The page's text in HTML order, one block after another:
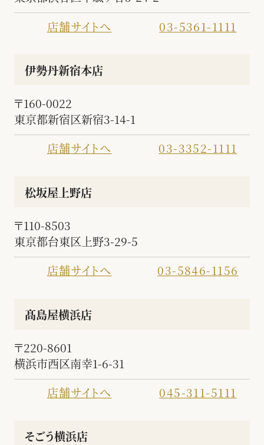
店舗サイトへ
03-5361-1111
伊勢丹新宿本店
〒160-0022
東京都新宿区新宿3-14-1
店舗サイトへ
03-3352-1111
松坂屋上野店
〒110-8503
東京都台東区上野3-29-5
店舗サイトへ
03-5846-1156
髙島屋横浜店
〒220-8601
横浜市西区南幸1-6-31
店舗サイトへ
045-311-5111
そごう横浜店